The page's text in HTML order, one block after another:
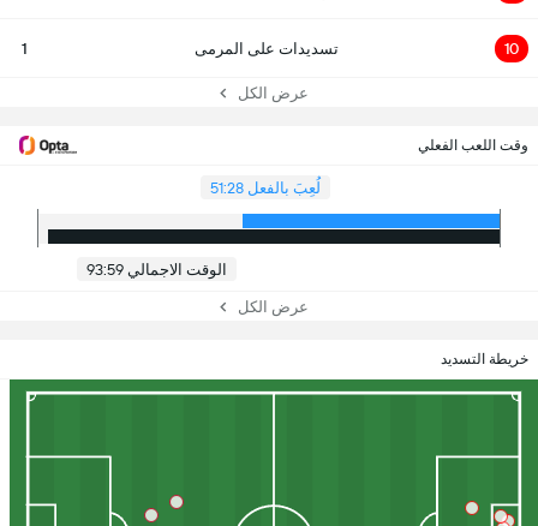
10 تسديدات على المرمى 1
عرض الكل
وقت اللعب الفعلي
لُعِبَ بالفعل 51:28
الوقت الاجمالي 93:59
عرض الكل
خريطة التسديد